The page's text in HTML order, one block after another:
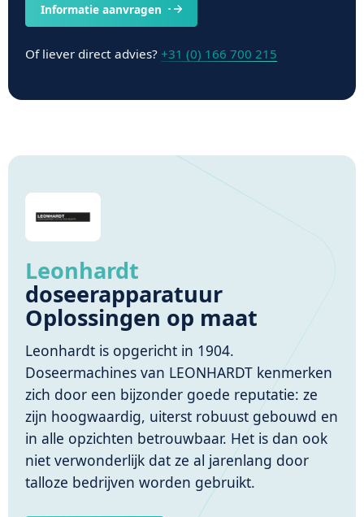
Informatie aanvragen
Of liever direct advies? +31 (0) 166 700 215
Leonhardt
doseerapparatuur
Oplossingen op maat
Leonhardt is opgericht in 1904.
Doseermachines van LEONHARDT kenmerken
zich door een bijzonder goede reputatie: ze
zijn hoogwaardig, uiterst robuust gebouwd en
in alle opzichten betrouwbaar. Het is dan ook
niet verwonderlijk dat ze al jarenlang door
talloze bedrijven worden gebruikt.